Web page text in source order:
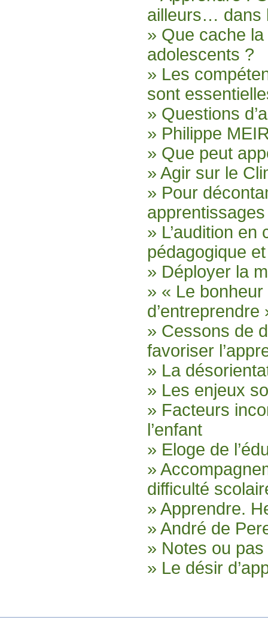
ailleurs… dans
» Que cache
adolescents ?
» Les
sont
» Questions
» Philippe
» Que peut
» Agir sur le
» Pour
apprentissages
» L’audition
pédagogique
» Déployer la
» « Le
d’entreprendre
» Cessons de
favoriser
» La
» Les enjeux
» Facteurs
l’enfant
» Eloge de
»
difficulté
» Apprendre.
» André de
» Notes ou
» Le désir